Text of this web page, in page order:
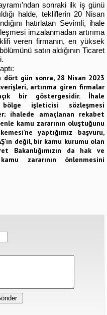
sonraki ilk iş günü
halde, tekliflerin 20 Nisan
hatırlatan Sevimli, ihale
imzalanmadan artırıma
veren firmanın, en yüksek
satın aldığının Ticaret
dört gün sonra, 28 Nisan 2023
artırıma giren firmalar
bir göstergesidir. İhale
işleticisi sözleşmesi
ihalede amaçlanan rekabet
kamu zararının oluştuğunu
yaptığımız başvuru,
değil, bir kamu kurumu olan
Bakanlığımızın da hak ve
zararının önlenmesini